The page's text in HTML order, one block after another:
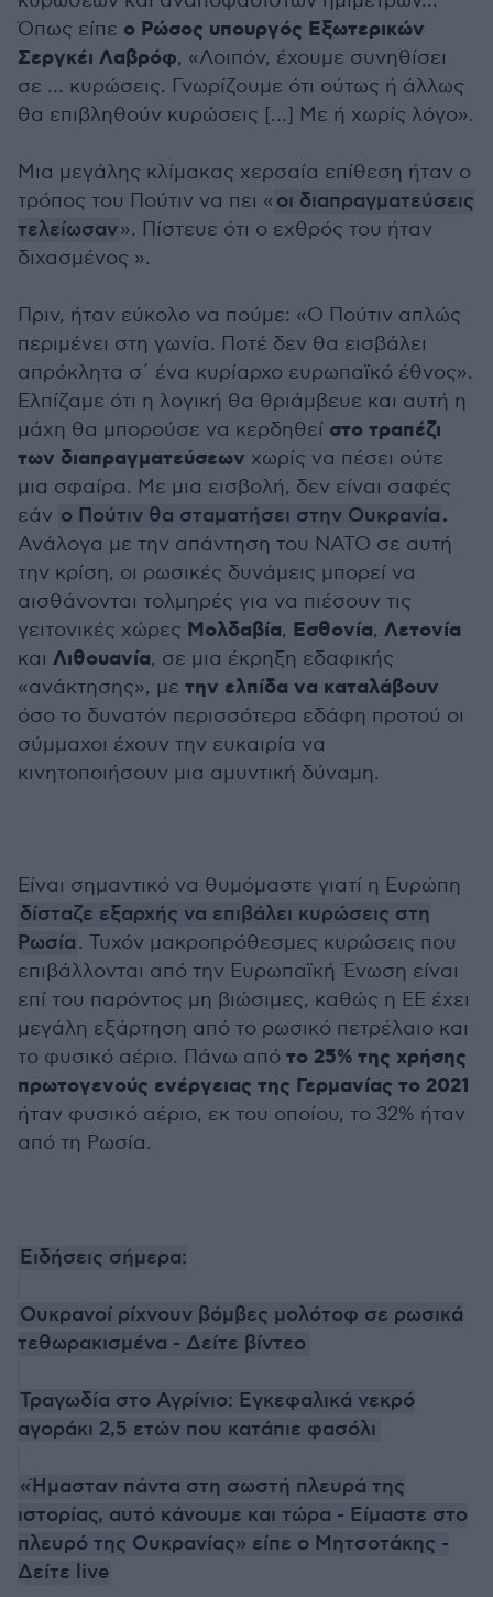
Όπως είπε ο Ρώσος υπουργός Εξωτερικών
Σεργκέι Λαβρόφ, «Λοιπόν, έχουμε συνηθίσει
σε ... κυρώσεις. Γνωρίζουμε ότι ούτως ή άλλως
θα επιβληθούν κυρώσεις […] Με ή χωρίς λόγο».
Μια μεγάλης κλίμακας χερσαία επίθεση ήταν ο
τρόπος του Πούτιν να πει « οι διαπραγματεύσεις
τελείωσαν». Πίστευε ότι ο εχθρός του ήταν
διχασμένος ».
Πριν, ήταν εύκολο να πούμε: «Ο Πούτιν απλώς
περιμένει στη γωνία. Ποτέ δεν θα εισβάλει
απρόκλητα σ΄ ένα κυρίαρχο ευρωπαϊκό έθνος».
Ελπίζαμε ότι η λογική θα θριάμβευε και αυτή η
μάχη θα μπορούσε να κερδηθεί στο τραπέζι
των διαπραγματεύσεων χωρίς να πέσει ούτε
μια σφαίρα. Με μια εισβολή, δεν είναι σαφές
εάν ο Πούτιν θα σταματήσει στην Ουκρανία.
Ανάλογα με την απάντηση του ΝΑΤΟ σε αυτή
την κρίση, οι ρωσικές δυνάμεις μπορεί να
αισθάνονται τολμηρές για να πιέσουν τις
γειτονικές χώρες Μολδαβία, Εσθονία, Λετονία
και Λιθουανία, σε μια έκρηξη εδαφικής
«ανάκτησης», με την ελπίδα να καταλάβουν
όσο το δυνατόν περισσότερα εδάφη προτού οι
σύμμαχοι έχουν την ευκαιρία να
κινητοποιήσουν μια αμυντική δύναμη.
Είναι σημαντικό να θυμόμαστε γιατί η Ευρώπη
δίσταζε εξαρχής να επιβάλει κυρώσεις στη
Ρωσία. Τυχόν μακροπρόθεσμες κυρώσεις που
επιβάλλονται από την Ευρωπαϊκή Ένωση είναι
επί του παρόντος μη βιώσιμες, καθώς η ΕΕ έχει
μεγάλη εξάρτηση από το ρωσικό πετρέλαιο και
το φυσικό αέριο. Πάνω από το 25% της χρήσης
πρωτογενούς ενέργειας της Γερμανίας το 2021
ήταν φυσικό αέριο, εκ του οποίου, το 32% ήταν
από τη Ρωσία.
Ειδήσεις σήμερα:
Ουκρανοί ρίχνουν βόμβες μολότοφ σε ρωσικά
τεθωρακισμένα - Δείτε βίντεο
Τραγωδία στο Αγρίνιο: Εγκεφαλικά νεκρό
αγοράκι 2,5 ετών που κατάπιε φασόλι
«Ήμασταν πάντα στη σωστή πλευρά της
ιστορίας, αυτό κάνουμε και τώρα - Είμαστε στο
πλευρό της Ουκρανίας» είπε ο Μητσοτάκης -
Δείτε live